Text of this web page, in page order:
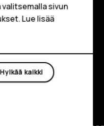
sivun
Lue lisää
Hylkää kaikki